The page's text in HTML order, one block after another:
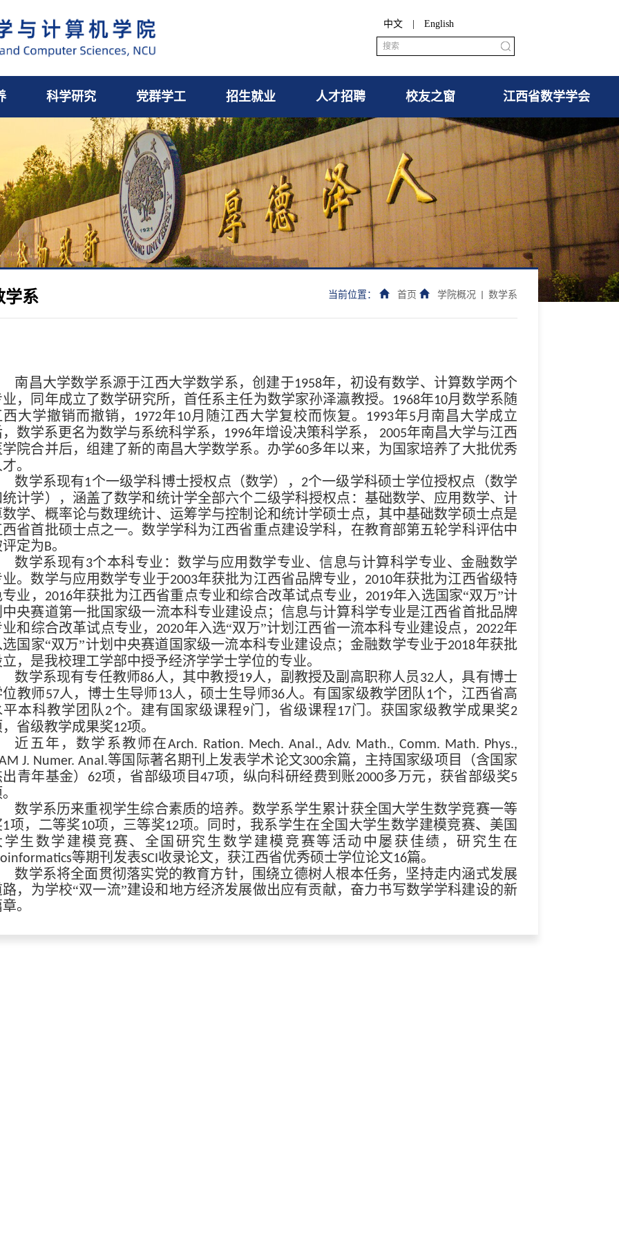
中文 English
科学研究 党群学工 招生就业 人才招聘 校友之窗 江西省数学学会
学系 当前位置： 首页 学院概况 数学系
南昌大学数学系源于江西大学数学系，创建于1958年，初设有数学、计算数学两个
，同年成立了数学研究所，首任系主任为数学家孙泽瀛教授。
1968年10月数学系随
西大学撤销而撤销，
1972年 10月随江西大学复校而恢复。 1993年5 月南昌大学成立
数学系更名为数学与系统科学系，
1996年增设决策科学系， 2005年南昌大学与江西
学院合并后，组建了新的南昌大学数学系。办学60多年以来，为国家培养了大批优秀
。
数学系现有1个一级学科博士授权点（数学）， 2个一级学科硕士学位授权点（数学
统计学），涵盖了数学和统计学全部六个二级学科授权点：基础数学、应用数学、计
数学、概率论与数理统计、运筹学与控制论和统计学硕士点，其中基础数学硕士点是
西省首批硕士点之一。数学学科为江西省重点建设学科，在教育部第五轮学科评估中
定为 B。
数学系现有3个本科专业：数学与应用数学专业、信息与计算科学专业、金融数学
业。数学与应用数学专业于2003年获批为江西省品牌专业， 2010年获批为江西省级特
业，
2016年获批为江西省重点专业和综合改革试点专业， 2019年入选国家“双万”计
中央赛道第一批国家级一流本科专业建设点；信息与计算科学专业是江西省首批品牌
和综合改革试点专业， 2020年入选“双万”计划江西省一流本科专业建设点， 2022年
选国家“双万”计划中央赛道国家级一流本科专业建设点；金融数学专业于2018年获批
，是我校理工学部中授予经济学学士学位的专业。
数学系现有专任教师86人，其中教授19人，副教授及副高职称人员 32人，具有博士
位教师57人，博士生导师 13人，硕士生导师36人。有国家级教学团队 1个，江西省高
平本科教学团队 2个。建有国家级课程9门，省级课程 17门。获国家级教学成果奖2
省级教学成果奖12项。
近五年，数学系教师在Arch. Ration. Mech. Anal., Adv. Math., Comm. Math. Phys.,
J. Numer. Anal.等国际著名期刊上发表学术论文300余篇，主持国家级项目（含国家
青年基金）
62项，省部级项目47项，纵向科研经费到账2000多万元，获省部级奖5
数学系历来重视学生综合素质的培养。数学系学生累计获全国大学生数学竞赛一等
1项，二等奖 10项，三等奖12项。同时，我系学生在全国大学生数学建模竞赛、美国
学生数学建模竞赛、全国研究生数学建模竞赛等活动中屡获佳绩，研究生在
等期刊发表SCI 收录论文，获江西省优秀硕士学位论文16篇。
数学系将全面贯彻落实党的教育方针，围绕立德树人根本任务，坚持走内涵式发展
路，为学校“双一流”建设和地方经济发展做出应有贡献，奋力书写数学学科建设的新
。